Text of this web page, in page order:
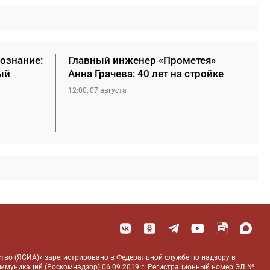
Главный инженер «Прометея»
Анна Грачева: 40 лет на стройке
12:00, 07 августа
(ЯСИА)» зарегистрировано в Федеральной службе по надзору в
(Роскомнадзор) 06.09.2019 г. Регистрационный номер ЭЛ №